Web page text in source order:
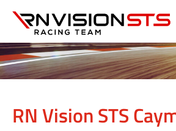
RN Vision STS
RN Vision STS